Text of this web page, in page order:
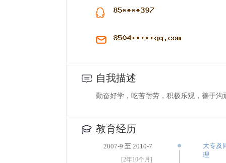
自我描述
勤奋好学，吃苦耐劳，积极乐观，善于沟
教育经历
2007-9 至 2010-7
[2年10个月]
大专及
理